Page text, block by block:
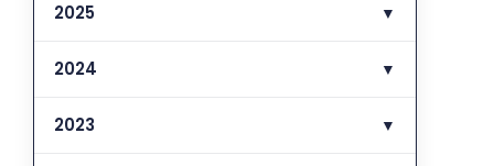
2025 ▼
2024 ▼
2023 ▼